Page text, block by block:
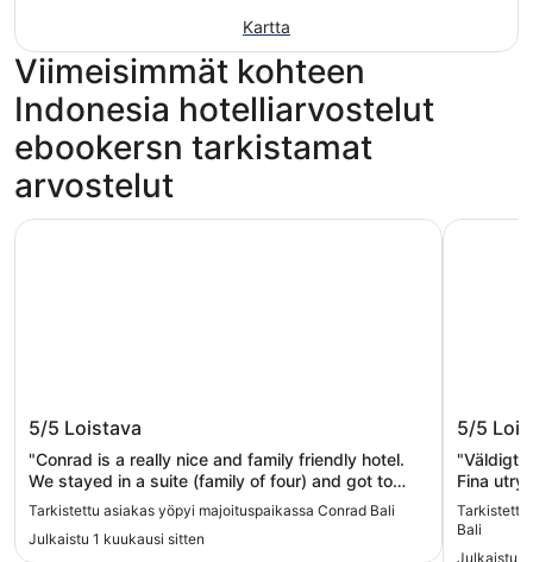
Kartta
Viimeisimmät kohteen
Indonesia hotelliarvostelut
ebookersn tarkistamat
arvostelut
5/5 Loistava
"Conrad is a really nice and family friendly hotel.
We stayed in a suite (family of four) and got to
enjoy the breakfast at a closer and smaller
restaurant. It was of really good quality and the
service (all around the hotel) was very good. The
Tarkistettu asiakas yöpyi majoituspaikassa Conrad Bali
Julkaistu 1 kuukausi sitten
Conrad Bali
5/5
"Väldigt
Fina
hotellet."
Tarkistettu
Bali
Julkaistu
Hard